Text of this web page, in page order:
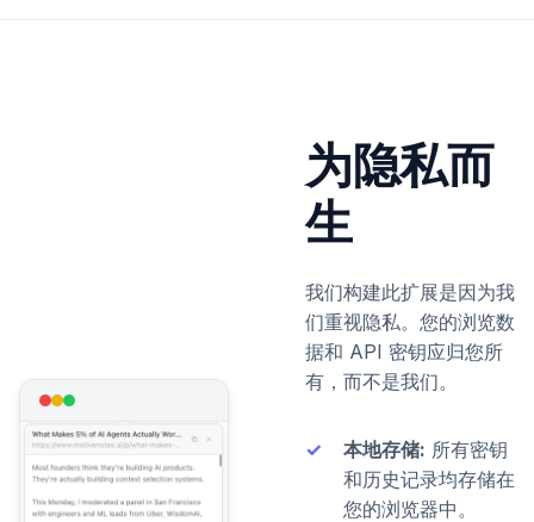
为隐私而
生
我们构建此扩展是因为我
们重视隐私。您的浏览数
据和 API 密钥应归您所
有，而不是我们。
本地存储: 所有密钥
和历史记录均存储在
您的浏览器中。